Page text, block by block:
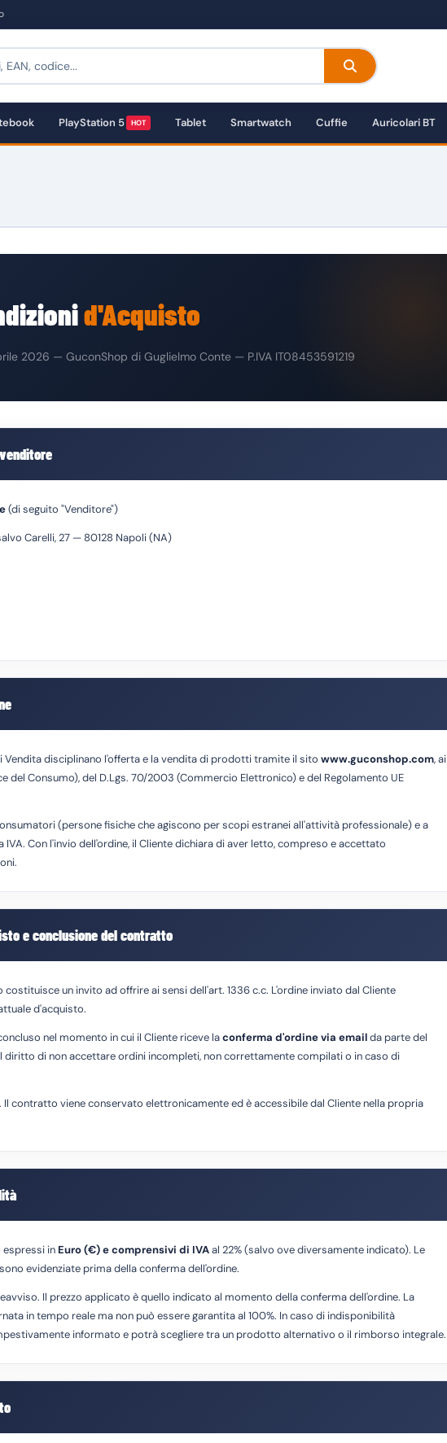
PlayStation 5 HOT Tablet Smartwatch Cuffie Auricolari BT
d'Acquisto
2026 — GuconShop di Guglielmo Conte — P.IVA IT08453591219
(di seguito "Venditore")
Carelli, 27 — 80128 Napoli (NA)
Vendita disciplinano l'offerta e la vendita di prodotti tramite il sito www.guconshop.com, ai
del Consumo), del D.Lgs. 70/2003 (Commercio Elettronico) e del Regolamento UE
(persone fisiche che agiscono per scopi estranei all'attività professionale) e a
Con l'invio dell'ordine, il Cliente dichiara di aver letto, compreso e accettato
e conclusione del contratto
un invito ad offrire ai sensi dell'art. 1336 c.c. L'ordine inviato dal Cliente
d'acquisto.
nel momento in cui il Cliente riceve laconferma d'ordine via emailda parte del
diritto di non accettare ordini incompleti, non correttamente compilati o in caso di
Il contratto viene conservato elettronicamente ed è accessibile dal Cliente nella propria
espressi in Euro (€) e comprensivi di IVAal 22% (salvo ove diversamente indicato). Le
evidenziate prima della conferma dell'ordine.
Il prezzo applicato è quello indicato al momento della conferma dell'ordine. La
in tempo reale ma non può essere garantita al 100%. In caso di indisponibilità
informato e potrà scegliere tra un prodotto alternativo o il rimborso integrale.